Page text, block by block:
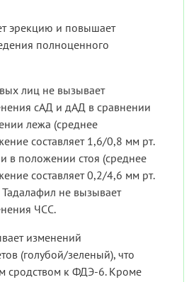
эрекцию и повышает
полноценного
лиц не вызывает
сАД и дАД в сравнении
лежа (среднее
составляет 1,6/0,8 мм рт.
и в положении стоя (среднее
составляет 0,2/4,6 мм рт.
Тадалафил не вызывает
ЧСС.
изменений
(голубой/зеленый), что
сродством к ФДЭ-6. Кроме